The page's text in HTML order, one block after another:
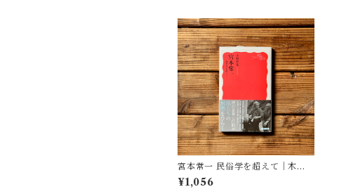
宮本常一 民俗学を超えて｜木村
哲也
¥1,056